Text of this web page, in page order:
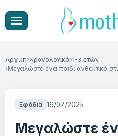
Αρχική Χρονολογικά 1-3 ετών
Μεγαλώστε ένα παιδί ανθεκτικό
Εφόδια 16/07/2025
Μεγαλώστε